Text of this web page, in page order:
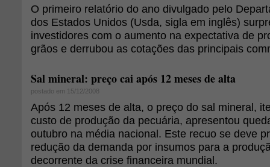
O primeiro relatório do ano divulgado pelo
dos Estados Unidos (Usda, sigla em inglês)
investidores com o aumento na expectativa de
grãos e derrubou as cotações das principais
Sal mineral: preço cai após 12 meses de alta
postado em 15/12/2008
Após 12 meses de alta, o preço do sal mineral,
custo de produção da pecuária, apresentou
outubro na média nacional. Este recuo se deve
redução da demanda por insumos para a
decorrente da crise financeira mundial.